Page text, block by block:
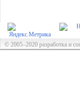
© 2005–2020 разработка